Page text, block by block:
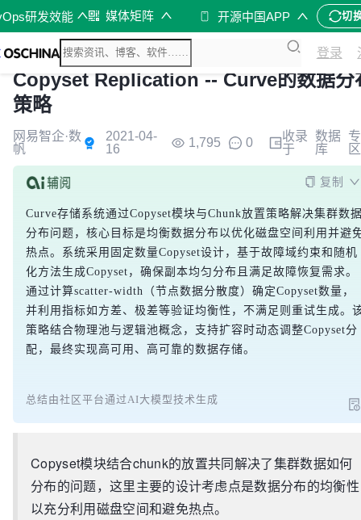
研发效能 媒体矩阵 开源中国APP 切
登录
Copyset Replication -- Curve的数据分
策略
网易智企·数
帆
2021-04-
16
1,795 0
收录
于
数据
库
专
区
复制
Curve存储系统通过Copyset模块与Chunk放置策略解决集群数
分布问题，核心目标是均衡数据分布以优化磁盘空间利用并避
热点。系统采用固定数量Copyset设计，基于故障域约束和随机
化方法生成Copyset，确保副本均匀分布且满足故障恢复需求。
通过计算scatter-width（节点数据分散度）确定Copyset数量，
并利用指标如方差、极差等验证均衡性，不满足则重试生成。
策略结合物理池与逻辑池概念，支持扩容时动态调整Copyset分
配，最终实现高可用、高可靠的数据存储。
总结由社区平台通过AI大模型技术生成
Copyset模块结合chunk的放置共同解决了集群数据如何
分布的问题，这里主要的设计考虑点是数据分布的均衡性
以充分利用磁盘空间和避免热点。